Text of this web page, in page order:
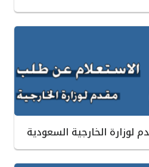
لوزارة الخارجية السعودية